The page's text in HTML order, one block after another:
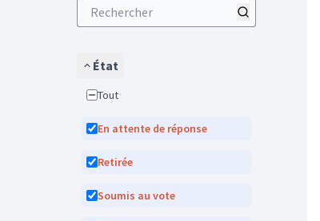
État
Tout
En attente de réponse
Retirée
Soumis au vote